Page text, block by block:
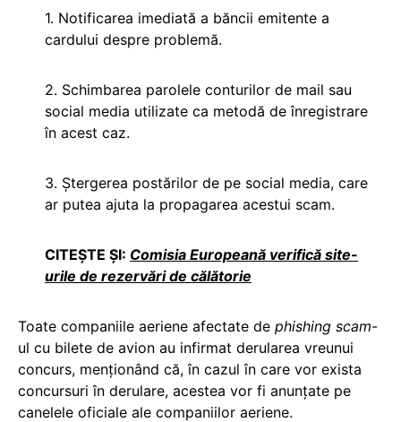
1. Notificarea imediată a băncii emitente a
cardului despre problemă.
2. Schimbarea parolele conturilor de mail sau
social media utilizate ca metodă de înregistrare
în acest caz.
3. Ștergerea postărilor de pe social media, care
ar putea ajuta la propagarea acestui scam.
CITEȘTE ȘI: Comisia Europeană verifică site-
urile de rezervări de călătorie
Toate companiile aeriene afectate de phishing scam-
ul cu bilete de avion au infirmat derularea vreunui
concurs, menționând că, în cazul în care vor exista
concursuri în derulare, acestea vor fi anunțate pe
canelele oficiale ale companiilor aeriene.